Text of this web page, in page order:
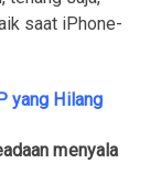
saat iPhone-
yang Hilang
menyala